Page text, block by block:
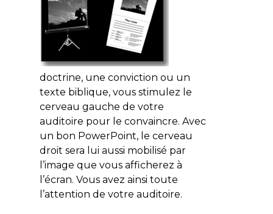
doctrine, une conviction ou un
texte biblique, vous stimulez le
cerveau gauche de votre
auditoire pour le convaincre. Avec
un bon PowerPoint, le cerveau
droit sera lui aussi mobilisé par
l’image que vous afficherez à
l’écran. Vous avez ainsi toute
l’attention de votre auditoire.